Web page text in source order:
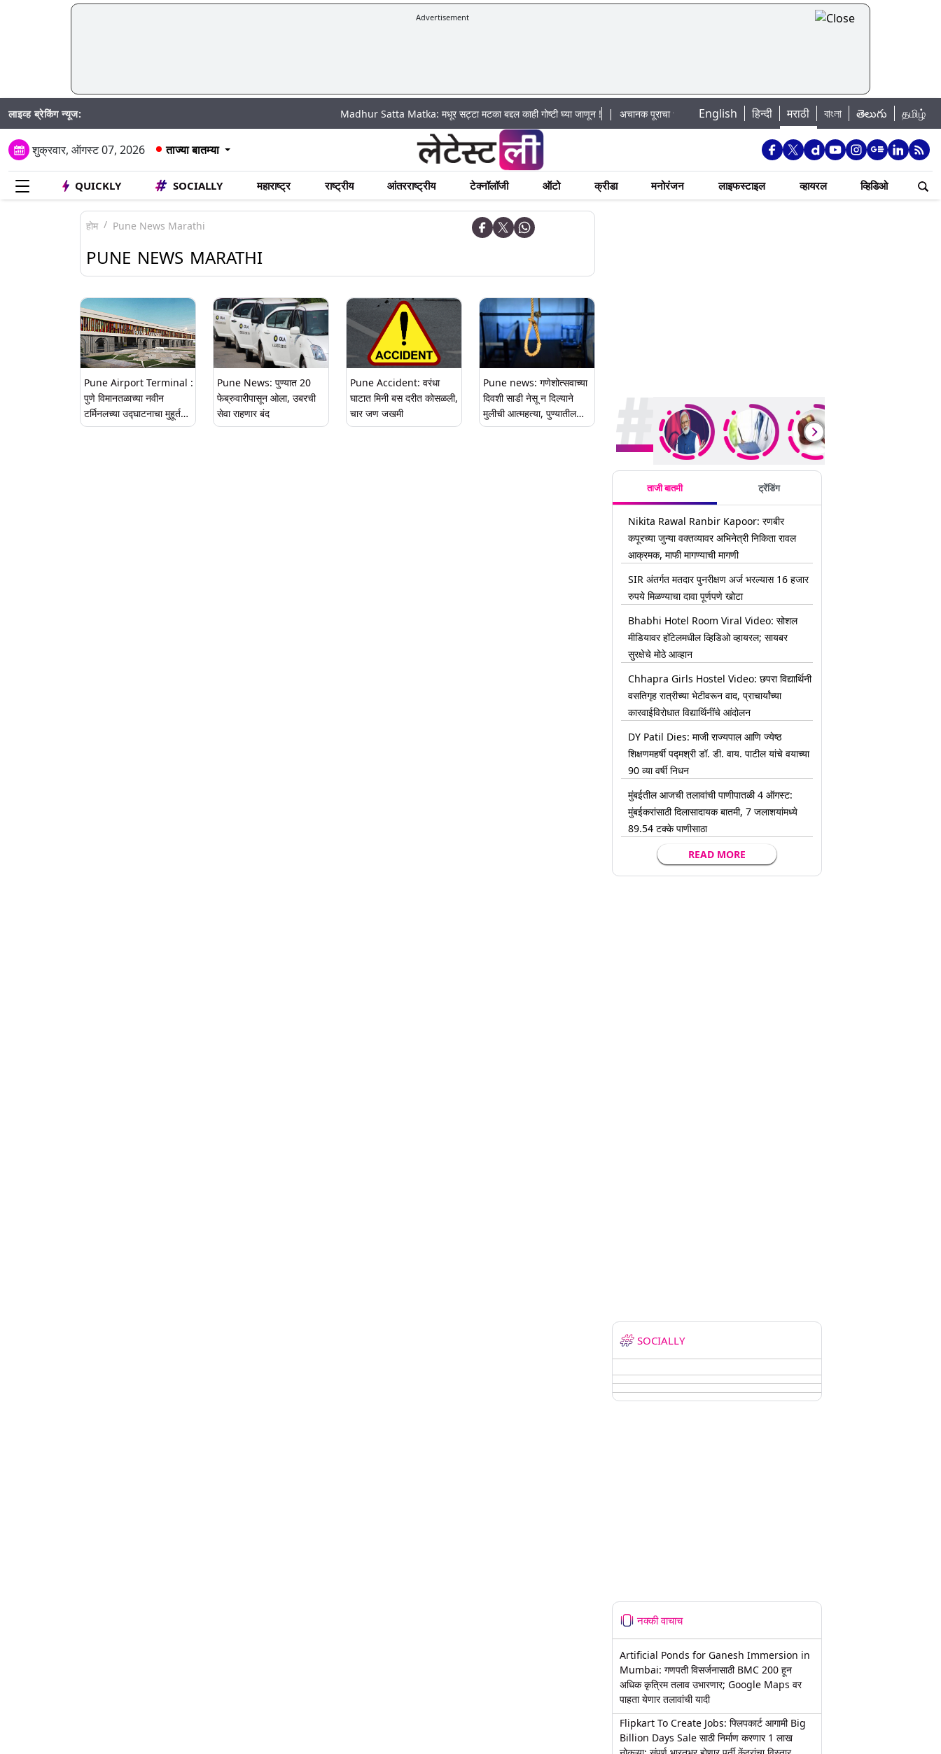
Advertisement
लाइव्ह ब्रेकिंग न्यूज: Madhur Satta Matka: मधूर सट्टा मटका बद्दल काही गोष्टी घ्या जाणून !|अचानक पूराचा धोका: खडकवासला धरणातून मुठानदी पात्रात विसर्ग सुरु; नागरिकांना नदीपात्रात न
English हिन्दी मराठी বাংলা తెలుగు தமிழ்
शुक्रवार, ऑगस्ट 07, 2026 ताज्या बातम्या
QUICKLY SOCIALLY महाराष्ट्र राष्ट्रीय आंतरराष्ट्रीय टेक्नॉलॉजी ऑटो क्रीडा मनोरंजन लाइफस्टाइल व्हायरल व्हिडिओ
होम Pune News Marathi
PUNE NEWS MARATHI
Pune Airport Terminal :
पुणे विमानतळाच्या नवीन
टर्मिनलच्या उद्घाटनाचा मुहूर्त
ठरला; 'या' तारखेला पंतप्रधान
Pune News: पुण्यात 20
फेब्रुवारीपासून ओला, उबरची
सेवा राहणार बंद
Pune Accident: वरंधा
घाटात मिनी बस दरीत कोसळली,
चार जण जखमी
Pune news: गणेशोत्सवाच्या
दिवशी साडी नेसू न दिल्याने
मुलीची आत्महत्या, पुण्यातील
खळबळजनक घटना
ताजी बातमी ट्रेंडिंग
Nikita Rawal Ranbir Kapoor: रणबीर
कपूरच्या जुन्या वक्तव्यावर अभिनेत्री निकिता रावल
आक्रमक, माफी मागण्याची मागणी
SIR अंतर्गत मतदार पुनरीक्षण अर्ज भरल्यास 16 हजार
रुपये मिळण्याचा दावा पूर्णपणे खोटा
Bhabhi Hotel Room Viral Video: सोशल
मीडियावर हॉटेलमधील व्हिडिओ व्हायरल; सायबर
सुरक्षेचे मोठे आव्हान
Chhapra Girls Hostel Video: छपरा विद्यार्थिनी
वसतिगृह रात्रीच्या भेटीवरून वाद, प्राचार्यांच्या
कारवाईविरोधात विद्यार्थिनींचे आंदोलन
DY Patil Dies: माजी राज्यपाल आणि ज्येष्ठ
शिक्षणमहर्षी पद्मश्री डॉ. डी. वाय. पाटील यांचे वयाच्या
90 व्या वर्षी निधन
मुंबईतील आजची तलावांची पाणीपातळी 4 ऑगस्ट:
मुंबईकरांसाठी दिलासादायक बातमी, 7 जलाशयांमध्ये
89.54 टक्के पाणीसाठा
READ MORE
SOCIALLY
नक्की वाचाच
Artificial Ponds for Ganesh Immersion in
Mumbai: गणपती विसर्जनासाठी BMC 200 हून
अधिक कृत्रिम तलाव उभारणार; Google Maps वर
पाहता येणार तलावांची यादी
Flipkart To Create Jobs: फ्लिपकार्ट आगामी Big
Billion Days Sale साठी निर्माण करणार 1 लाख